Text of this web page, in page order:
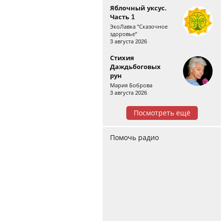
Яблочный уксус.
Часть 1
ЭкоЛавка "Сказочное
здоровье"
3 августа 2026
Стихия
Даждьбоговых
рун
Мария Боброва
3 августа 2026
Посмотреть ещё
Помочь радио